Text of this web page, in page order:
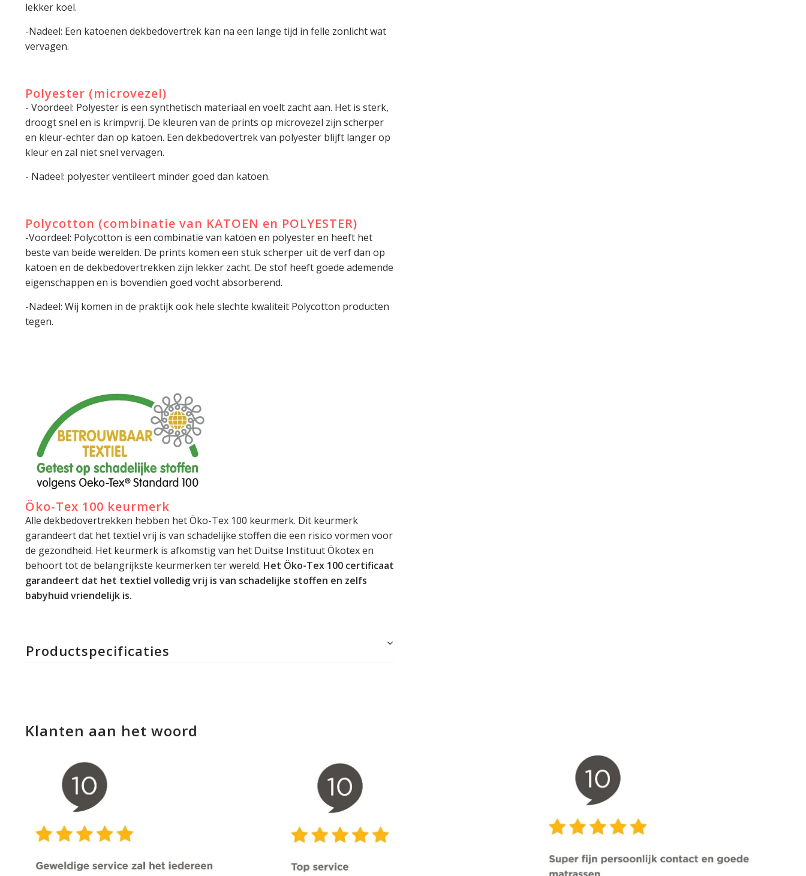
lekker koel.
-Nadeel: Een katoenen dekbedovertrek kan na een lange tijd in felle zonlicht wat
vervagen.
Polyester (microvezel)
- Voordeel: Polyester is een synthetisch materiaal en voelt zacht aan. Het is sterk,
droogt snel en is krimpvrij. De kleuren van de prints op microvezel zijn scherper
en kleur-echter dan op katoen. Een dekbedovertrek van polyester blijft langer op
kleur en zal niet snel vervagen.
- Nadeel: polyester ventileert minder goed dan katoen.
Polycotton (combinatie van KATOEN en POLYESTER)
-Voordeel: Polycotton is een combinatie van katoen en polyester en heeft het
beste van beide werelden. De prints komen een stuk scherper uit de verf dan op
katoen en de dekbedovertrekken zijn lekker zacht. De stof heeft goede ademende
eigenschappen en is bovendien goed vocht absorberend.
-Nadeel: Wij komen in de praktijk ook hele slechte kwaliteit Polycotton producten
tegen.
Öko-Tex 100 keurmerk
Alle dekbedovertrekken hebben het Öko-Tex 100 keurmerk. Dit keurmerk
garandeert dat het textiel vrij is van schadelijke stoffen die een risico vormen voor
de gezondheid. Het keurmerk is afkomstig van het Duitse Instituut Ökotex en
behoort tot de belangrijkste keurmerken ter wereld. Het Öko-Tex 100 certificaat
garandeert dat het textiel volledig vrij is van schadelijke stoffen en zelfs
babyhuid vriendelijk is.
Productspecificaties
Klanten aan het woord